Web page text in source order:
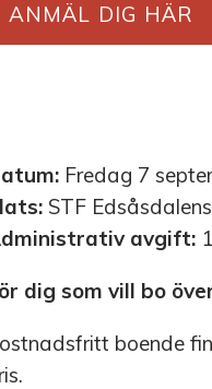
ANMÄL DIG HÄR
Fredag 7
STF
avgift:
dig som vill bo
boende